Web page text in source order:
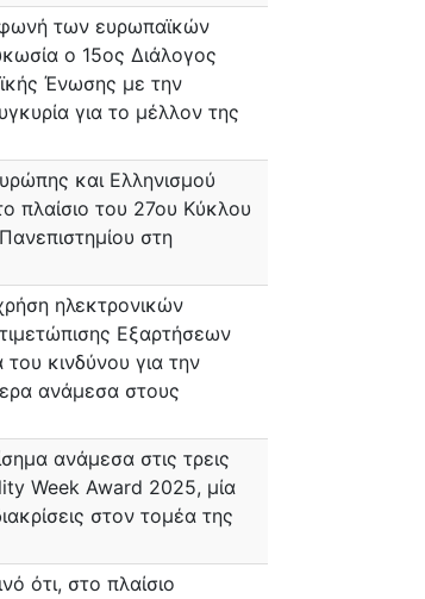
των ευρωπαϊκών
ο 15ος Διάλογος
Ένωσης με την
για το μέλλον της
και Ελληνισμού
πλαίσιο του 27ου Κύκλου
στη
ηλεκτρονικών
Εξαρτήσεων
κινδύνου για την
ανάμεσα στους
ανάμεσα στις τρεις
Week Award 2025, μία
στον τομέα της
ότι, στο πλαίσιο